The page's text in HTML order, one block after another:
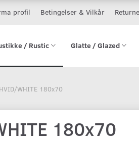
profil Betingelser & Vilkår
/ Rustic Glatte / Glazed
WHITE 180x70
180x70